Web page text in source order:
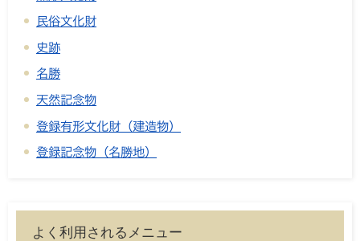
民俗文化財
史跡
名勝
天然記念物
登録有形文化財（建造物）
登録記念物（名勝地）
よく利用されるメニュー